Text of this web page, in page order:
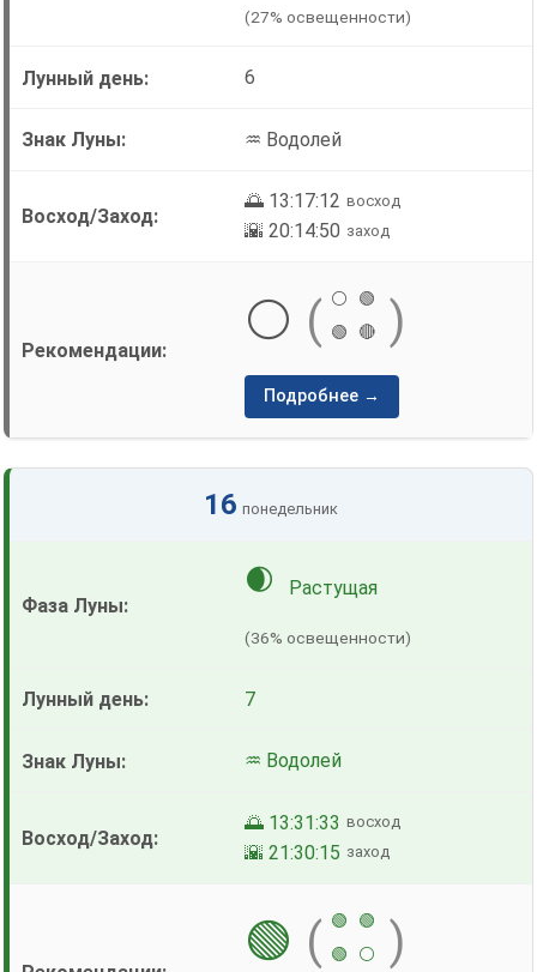
(27% освещенности)
6
♒ Водолей
🌅 13:17:12 восход
🌇 20:14:50 заход
⚪ ( ⚪
🟢
🟢
🔴 )
Подробнее →
16 понедельник
🌒 Растущая
(36% освещенности)
7
♒ Водолей
🌅 13:31:33 восход
🌇 21:30:15 заход
🟢 ( 🟢
🟢
🟢
⚪ )